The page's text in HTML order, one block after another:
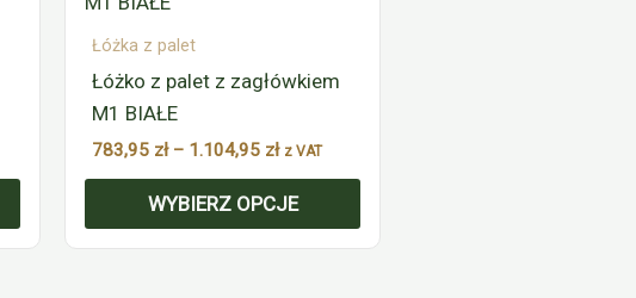
Łóżka z palet
Łóżko z palet z zagłówkiem
M1 BIAŁE
783,95 zł – 1.104,95 zł z VAT
WYBIERZ OPCJE
ma
wiele
wariantów.
Opcje
można
wybrać